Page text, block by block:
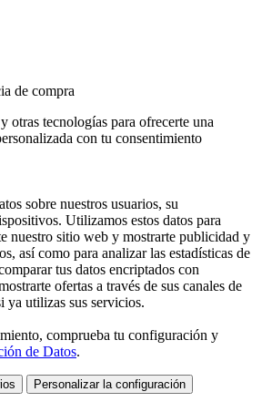
de compra
otras tecnologías para ofrecerte una
con tu consentimiento
sobre nuestros usuarios, su
Utilizamos estos datos para
nuestro sitio web y mostrarte publicidad y
así como para analizar las estadísticas de
tus datos encriptados con
ofertas a través de sus canales de
utilizas sus servicios.
comprueba tu configuración y
de Datos.
Personalizar la configuración